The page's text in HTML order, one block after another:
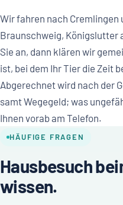
Wir fahren nach Cremlingen
Braunschweig, Königslutter
Sie an, dann klären wir
ist, bei dem Ihr Tier die Zeit
Abgerechnet wird nach der
samt Wegegeld; was
Ihnen vorab am Telefon.
HÄUFIGE FRAGEN
Hausbesuch
wissen.